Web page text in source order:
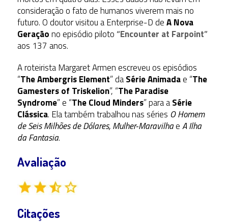
consideração o fato de humanos viverem mais no
futuro. O doutor visitou a Enterprise-D deA Nova
Geraçãono episódio piloto “Encounter at Farpoint”
aos 137 anos.
A roteirista Margaret Armen escreveu os episódios
“The Ambergris Element” daSérie Animadae “The
Gamesters of Triskelion”, “The Paradise
Syndrome” e “The Cloud Minders” para aSérie
Clássica. Ela também trabalhou nas séries O Homem
de Seis Milhões de Dólares, Mulher-MaravilhaeA Ilha
da Fantasia.
Avaliação
Citações